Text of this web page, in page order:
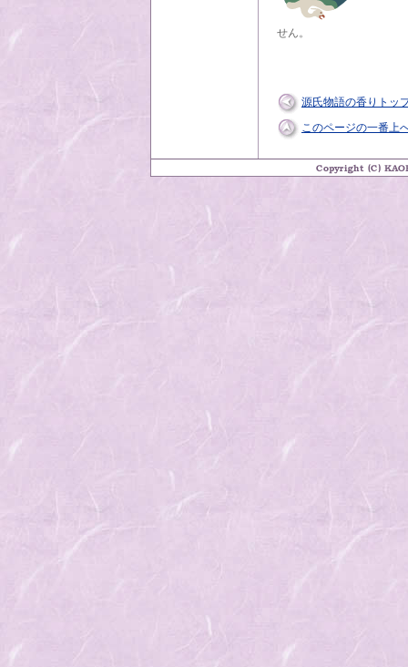
せん。
源氏物語の香りトッ
このページの一番上